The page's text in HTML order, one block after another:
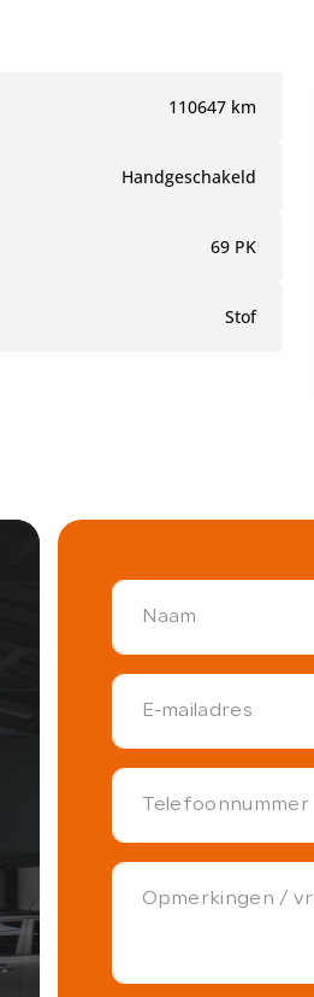
110647 km
Handgeschakeld
69 PK
Stof